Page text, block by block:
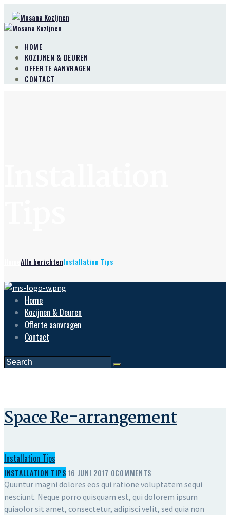
HOME
KOZIJNEN & DEUREN
OFFERTE AANVRAGEN
CONTACT
Alle berichtenInstallation Tips
Home
Kozijnen & Deuren
Offerte aanvragen
Contact
Space Re-arrangement
Installation Tips
INSTALLATION TIPS 16 JUNI 2017 0COMMENTS
Quuntur magni dolores eos qui ratione voluptatem sequi
nesciunt. Neque porro quisquam est, qui dolorem ipsum
quiaolor sit amet, consectetur, adipisci velit, sed quia non